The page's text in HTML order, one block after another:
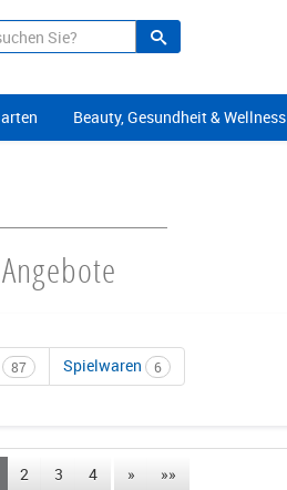
Beauty, Gesundheit & Wellness
87 Spielwaren 6
2 3 4 » »»